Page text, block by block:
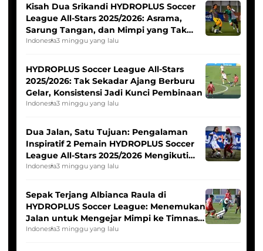
Kisah Dua Srikandi HYDROPLUS Soccer
League All-Stars 2025/2026: Asrama,
Sarung Tangan, dan Mimpi yang Tak
Pernah Padam
Indonesia3 minggu yang lalu
HYDROPLUS Soccer League All-Stars
2025/2026: Tak Sekadar Ajang Berburu
Gelar, Konsistensi Jadi Kunci Pembinaan
Indonesia3 minggu yang lalu
Dua Jalan, Satu Tujuan: Pengalaman
Inspiratif 2 Pemain HYDROPLUS Soccer
League All-Stars 2025/2026 Mengikuti
Seleksi Timnas Indonesia Putri
Indonesia3 minggu yang lalu
Sepak Terjang Albianca Raula di
HYDROPLUS Soccer League: Menemukan
Jalan untuk Mengejar Mimpi ke Timnas
Indonesia Putri
Indonesia3 minggu yang lalu